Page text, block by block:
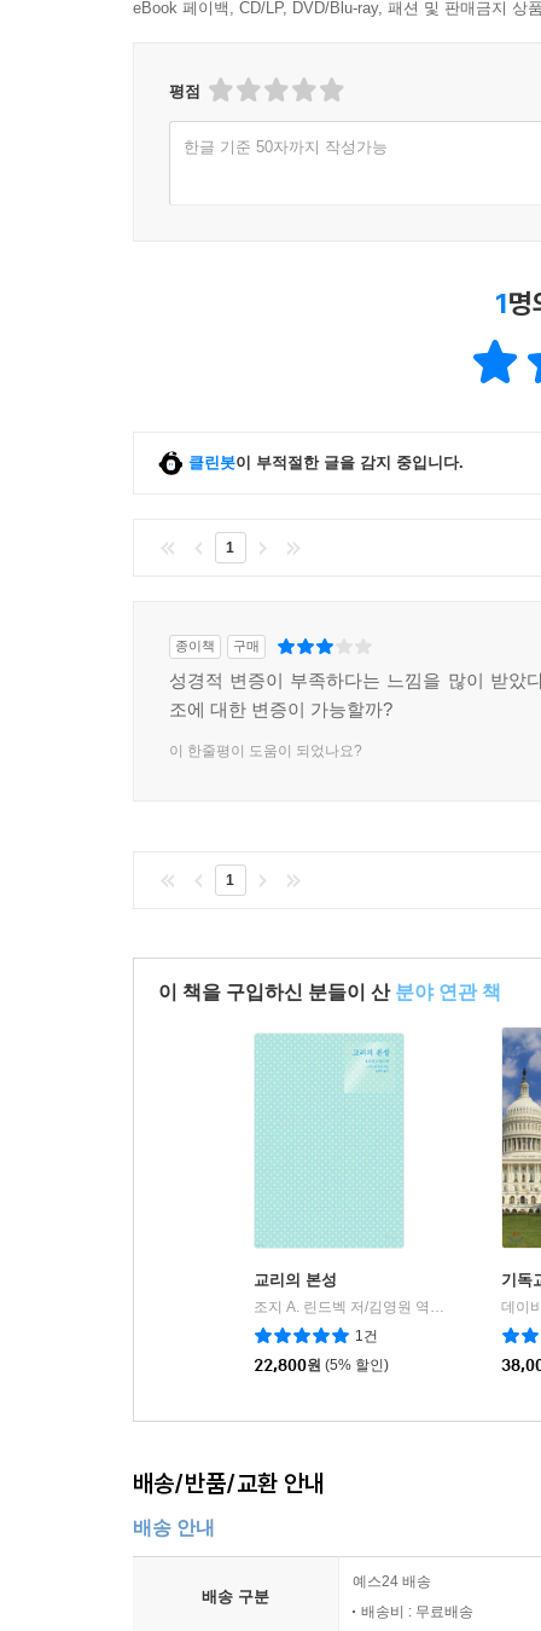
때문에 어려운 물리학의 개념을 일반인들이 이
아무쪼록 본서를 통해 지구연대에 대한 감정적
국내에서도, 특히 그리스도인들 중에서도 훌륭
물론 창조와 진화 논쟁에 관심이 있는 모든 분들의
eBook 페이백, CD/LP, DVD/Blu-ray, 패션 및 판매금지 상
평점
한글 기준 50자까지 작성가능
1명
클린봇이 부적절한 글을 감지 중입니다.
1
종이책 구매
성경적 변증이 부족하다는 느낌을 많이 받았
조에 대한 변증이 가능할까?
이 한줄평이 도움이 되었나요?
1
이 책을 구입하신 분들이 산 분야 연관 책
교리의 본성
조지 A. 린드벡 저/김영원 역
| 도서출판 100
1건
22,800원 (5% 할인)
기독
배송/반품/교환 안내
배송 안내
배송 구분
예스24 배송
배송비 : 무료배송